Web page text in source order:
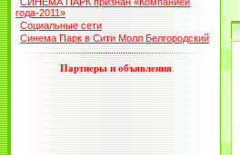
года-2011»
Социальные сети
Синема Парк в Сити Молл Белгородский
Партнеры и объявления